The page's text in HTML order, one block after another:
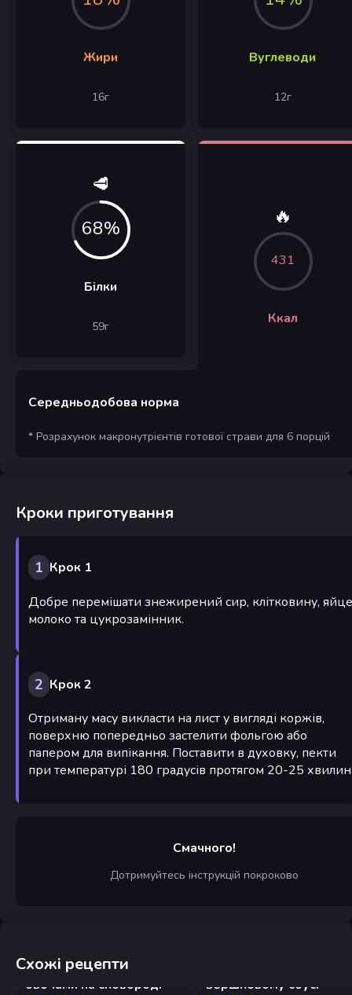
Жири
16г
Вуглеводи
12г
🥩
68%
Білки
59г
🔥
431
Ккал
Середньодобова норма
* Розрахунок макронутрієнтів готової страви для 6 порцій
Кроки приготування
1 Крок 1
Добре перемішати знежирений сир, клітковину,
молоко та цукрозамінник.
2 Крок 2
Отриману масу викласти на лист у вигляді коржів,
поверхню попередньо застелити фольгою або
папером для випікання. Поставити в духовку, пекти
при температурі 180 градусів протягом 20-25
Смачного!
Дотримуйтесь інструкцій покроково
Схожі рецепти
Вермішель з куркою та
овочами на сковороді
вершковому соусі